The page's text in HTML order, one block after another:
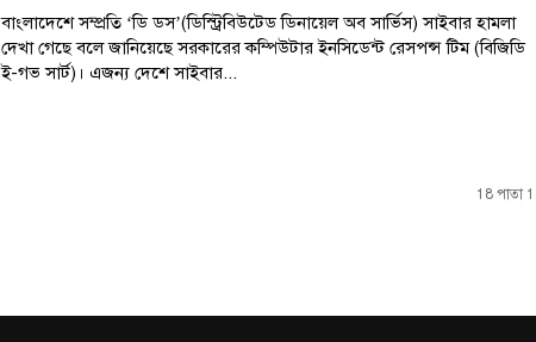
বাংলাদেশে সম্প্রতি ‘ডি ডস’(ডিস্ট্রিবিউটেড ডিনায়েল অব সার্ভিস) সাইবার হামলা
দেখা গেছে বলে জানিয়েছে সরকারের কম্পিউটার ইনসিডেন্ট রেসপন্স টিম (বিজিডি
ই-গভ সার্ট)। এজন্য দেশে সাইবার...
18 পাতা 1